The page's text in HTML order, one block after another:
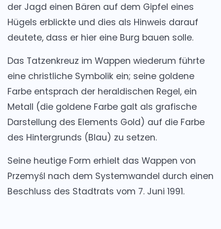
der Jagd einen Bären auf dem Gipfel eines
Hügels erblickte und dies als Hinweis darauf
deutete, dass er hier eine Burg bauen solle.
Das Tatzenkreuz im Wappen wiederum führte
eine christliche Symbolik ein; seine goldene
Farbe entsprach der heraldischen Regel, ein
Metall (die goldene Farbe galt als grafische
Darstellung des Elements Gold) auf die Farbe
des Hintergrunds (Blau) zu setzen.
Seine heutige Form erhielt das Wappen von
Przemyśl nach dem Systemwandel durch einen
Beschluss des Stadtrats vom 7. Juni 1991.